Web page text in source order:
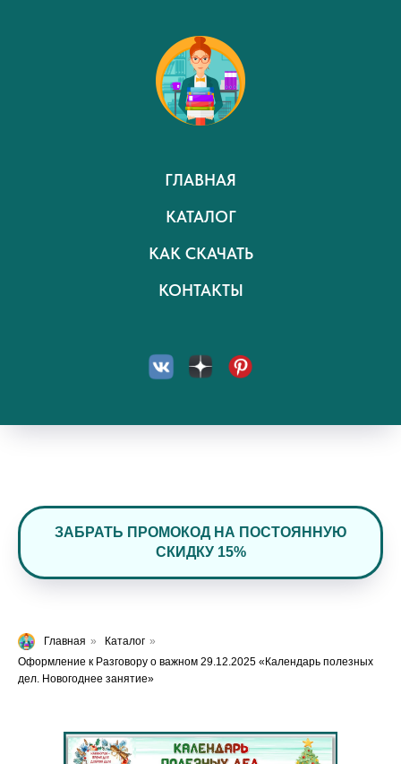
ГЛАВНАЯ
КАТАЛОГ
КАК СКАЧАТЬ
КОНТАКТЫ
ЗАБРАТЬ ПРОМОКОД НА ПОСТОЯННУЮ
СКИДКУ 15%
Главная » Каталог »
Оформление к Разговору о важном 29.12.2025 «Календарь полезных
дел. Новогоднее занятие»